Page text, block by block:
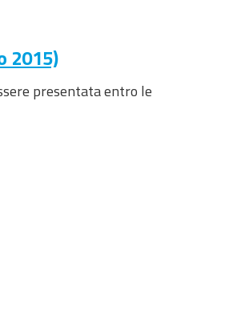
2015)
presentata entro le